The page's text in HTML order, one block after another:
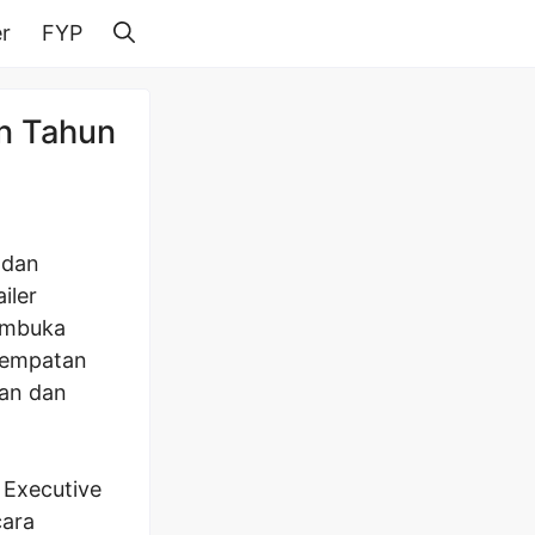
FYP
Tahun
dan